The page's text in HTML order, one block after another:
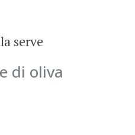
serve
di oliva